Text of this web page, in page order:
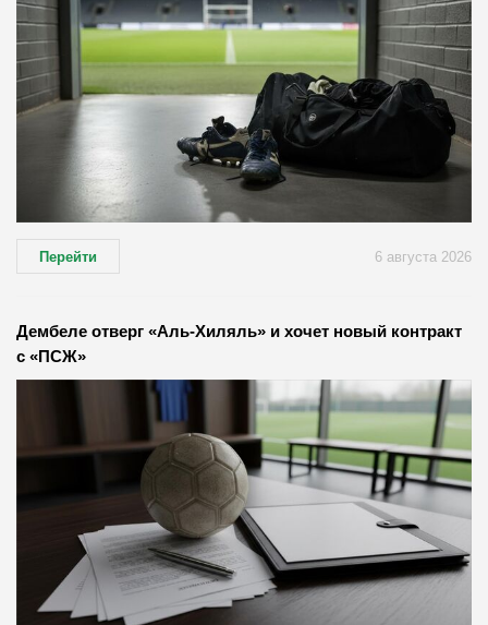
Перейти 6 августа 2026
Дембеле отверг «Аль-Хиляль» и хочет новый контракт
с «ПСЖ»